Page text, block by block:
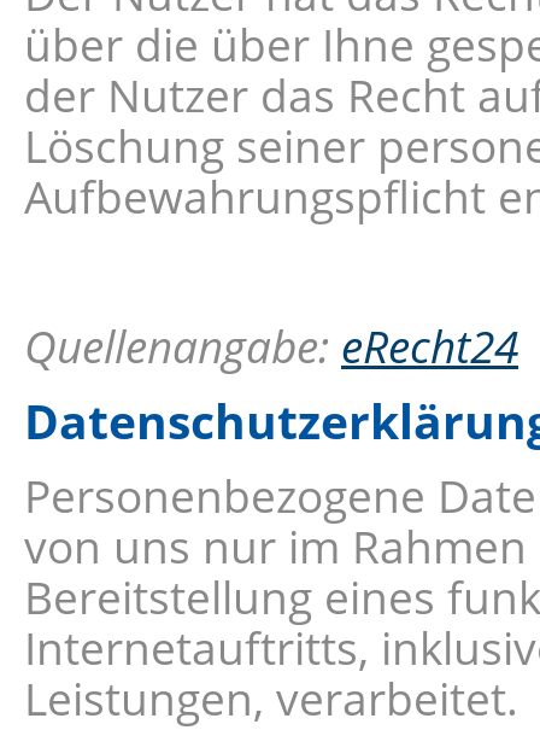
über die über Ihne
der Nutzer das Recht
Löschung seiner
Aufbewahrungspflicht
Quellenangabe: eRecht24
Personenbezogene
von uns nur im
Bereitstellung eines
Internetauftritts,
Leistungen, verarbeitet.